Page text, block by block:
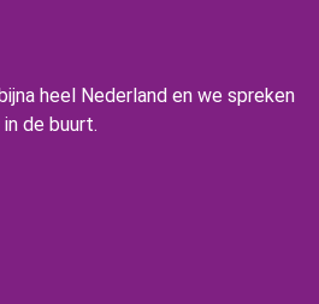
heel Nederland en we spreken
de buurt.